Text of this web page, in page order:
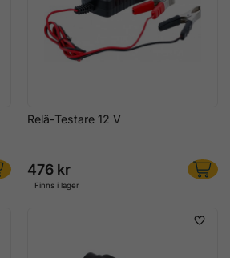
Relä-Testare 12 V
476 kr
Finns i lager